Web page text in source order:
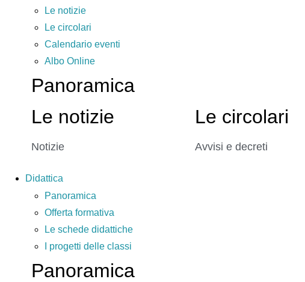
Le notizie
Le circolari
Calendario eventi
Albo Online
Panoramica
Le notizie
Notizie
Le circolari
Avvisi e decreti
Didattica
Panoramica
Offerta formativa
Le schede didattiche
I progetti delle classi
Panoramica